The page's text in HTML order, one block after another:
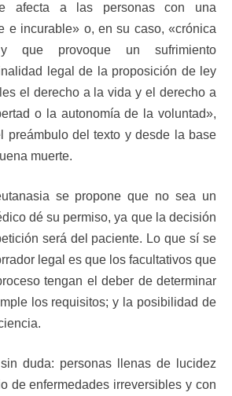
afecta a las personas con una
e incurable» o, en su caso, «crónica
que provoque un sufrimiento
legal de la proposición de ley
el derecho a la vida y el derecho a
o la autonomía de la voluntad»,
preámbulo del texto y desde la base
muerte.
se propone que no sea un
dé su permiso, ya que la decisión
será del paciente. Lo que sí se
legal es que los facultativos que
tengan el deber de determinar
los requisitos; y la posibilidad de
duda: personas llenas de lucidez
de enfermedades irreversibles y con